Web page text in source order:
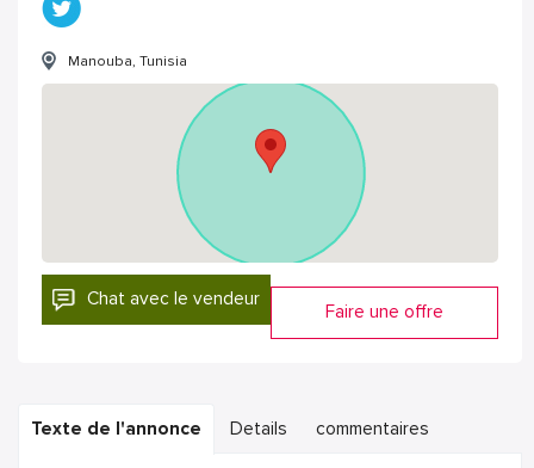
Manouba, Tunisia
Chat avec le vendeur
Faire une offre
Texte de l'annonce Details commentaires